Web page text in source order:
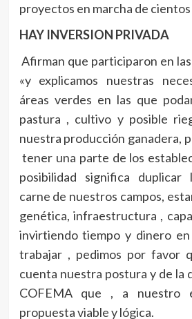
proyectos en marcha de
HAY INVERSION PRIVADA
Afirman que participaron en
«y explicamos nuestras
áreas verdes en las que
pastura , cultivo y posible
nuestra producción ganadera,
tener una parte de los
posibilidad significa
carne de nuestros campos,
genética, infraestructura ,
invirtiendo tiempo y dinero
trabajar , pedimos por favor
cuenta nuestra postura y de la
COFEMA que , a nuestro
propuesta viable y lógica.